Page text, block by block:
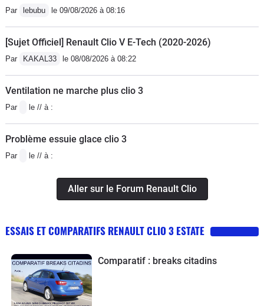
Par lebubu le 09/08/2026 à 08:16
[Sujet Officiel] Renault Clio V E-Tech (2020-2026)
Par KAKAL33 le 08/08/2026 à 08:22
Ventilation ne marche plus clio 3
Par le // à :
Problème essuie glace clio 3
Par le // à :
Aller sur le Forum Renault Clio
ESSAIS ET COMPARATIFS RENAULT CLIO 3 ESTATE
Comparatif : breaks citadins